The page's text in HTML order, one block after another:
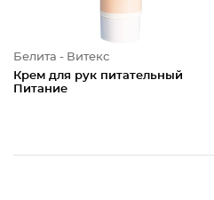
Белита - Витекс
Крем для рук питательный
Питание